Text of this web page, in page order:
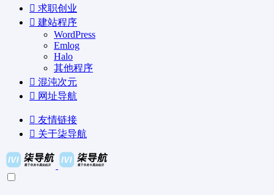
求职创业
建站程序
WordPress
Emlog
Halo
其他程序
混沌次元
网址导航
友情链接
关于柒导航